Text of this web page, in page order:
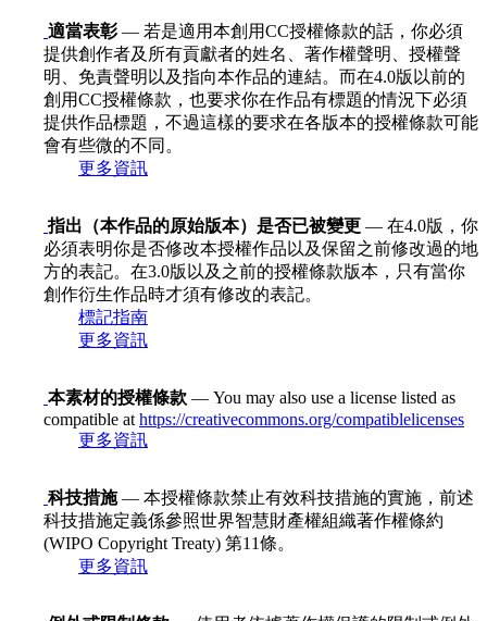
適當表彰— 若是適用本創用CC授權條款的話，你必須
提供創作者及所有貢獻者的姓名、著作權聲明、授權聲
明、免責聲明以及指向本作品的連結。而在4.0版以前的
創用CC授權條款，也要求你在作品有標題的情況下必須
提供作品標題，不過這樣的要求在各版本的授權條款可能
會有些微的不同。
更多資訊
指出（本作品的原始版本）是否已被變更 — 在4.0版，你
必須表明你是否修改本授權作品以及保留之前修改過的地
方的表記。在3.0版以及之前的授權條款版本，只有當你
創作衍生作品時才須有修改的表記。
標記指南
更多資訊
本素材的授權條款 — You may also use a license listed as
compatible at https://creativecommons.org/compatiblelicenses
更多資訊
科技措施— 本授權條款禁止有效科技措施的實施，前述
科技措施定義係參照世界智慧財產權組織著作權條約
(WIPO Copyright Treaty) 第11條。
更多資訊